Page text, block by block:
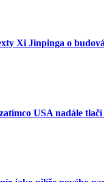
Xi Jinpinga o
USA nadále